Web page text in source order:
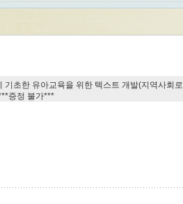
기초한 유아교육을 위한 텍스트 개발(지역사회로
증정 불가***